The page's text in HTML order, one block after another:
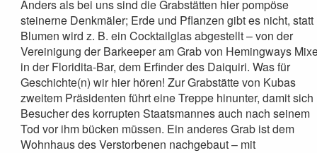
Anders als bei uns sind die Grabstätten hier pompöse
steinerne Denkmäler; Erde und Pflanzen gibt es nicht, statt
Blumen wird z. B. ein Cocktailglas abgestellt – von der
Vereinigung der Barkeeper am Grab von Hemingways
in der Floridita-Bar, dem Erfinder des Daiquiri. Was für
Geschichte(n) wir hier hören! Zur Grabstätte von Kubas
zweitem Präsidenten führt eine Treppe hinunter, damit sich
Besucher des korrupten Staatsmannes auch nach seinem
Tod vor ihm bücken müssen. Ein anderes Grab ist dem
Wohnhaus des Verstorbenen nachgebaut – mit